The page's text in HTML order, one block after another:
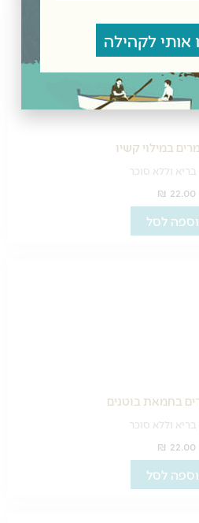
במילוי קשיו
וללא סוכר
₪ 22.00
לסל
בחמאת בוטנים
וללא סוכר
₪ 22.00
לסל
אותי לקהילה